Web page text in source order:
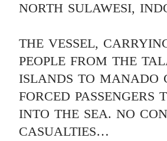
NORTH SULAWESI,
THE VESSEL,
PEOPLE FROM THE
ISLANDS TO MANADO
FORCED PASSENGERS
INTO THE SEA. NO
CASUALTIES…